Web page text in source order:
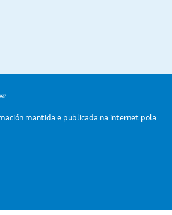
mantida e publicada na internet pola